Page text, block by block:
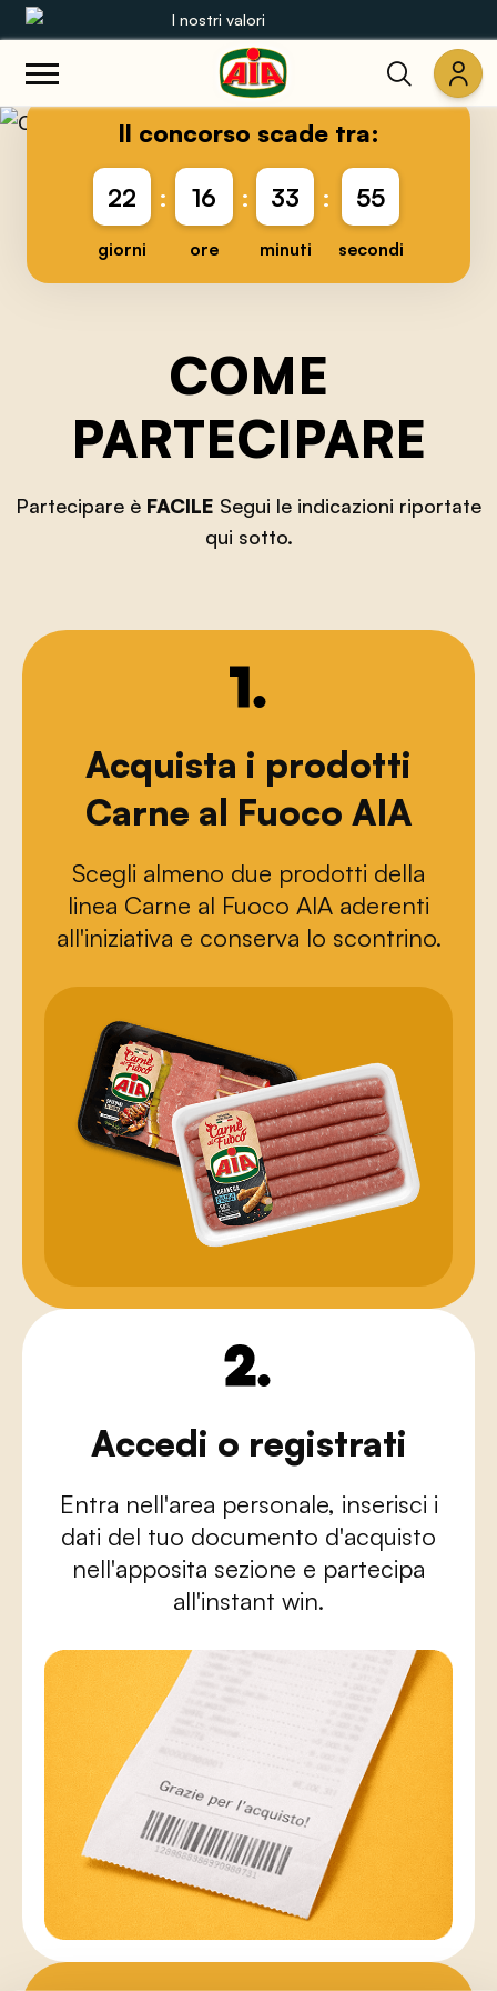
I nostri valori
Le nostre gamme
Prodotti
Mondo AIA
Il concorso scade tra:
22
giorni
: 16
ore
: 33
minuti
: 55
secondi
COME
PARTECIPARE
Partecipare è FACILE Segui le indicazioni riportate
qui sotto.
1.
Acquista i prodotti
Carne al Fuoco AIA
Scegli almeno due prodotti della
linea Carne al Fuoco AIA aderenti
all'iniziativa e conserva lo scontrino.
2.
Accedi o registrati
Entra nell'area personale, inserisci i
dati del tuo documento d'acquisto
nell'apposita sezione e partecipa
all'instant win.